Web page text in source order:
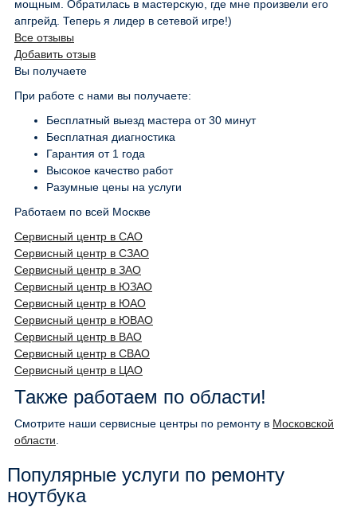
мощным. Обратилась в мастерскую, где мне произвели его
апгрейд. Теперь я лидер в сетевой игре!)
Все отзывы
Добавить отзыв
Вы получаете
При работе с нами вы получаете:
Бесплатный выезд мастера от 30 минут
Бесплатная диагностика
Гарантия от 1 года
Высокое качество работ
Разумные цены на услуги
Работаем по всей Москве
Сервисный центр в САО
Сервисный центр в СЗАО
Сервисный центр в ЗАО
Сервисный центр в ЮЗАО
Сервисный центр в ЮАО
Сервисный центр в ЮВАО
Сервисный центр в ВАО
Сервисный центр в СВАО
Сервисный центр в ЦАО
Также работаем по области!
Смотрите наши сервисные центры по ремонту в Московской
области
Популярные услуги по ремонту
ноутбука